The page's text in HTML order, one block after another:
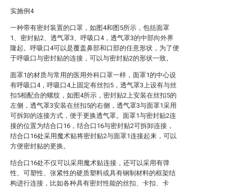
实施例4
一种带有密封装置的口罩，如图4和图5所示，包括面罩
1、密封贴2、透气罩3、呼吸口4，透气罩3的中部向外界
隆起。呼吸口4可以是覆盖鼻部和口部的任意形状，为了便
于呼吸口与密封贴的连接，可以与密封贴2的形状一致。
面罩1的材质与常用的医用外科口罩一样，面罩1的中心设
有呼吸口4，呼吸口4上固定有丝扣5，透气罩3上设有与丝
扣5相配合的螺纹，如图4所示，密封贴2上安装在丝扣5的
左侧，透气罩3安装在丝扣5的右侧，透气罩3与面罩1采用
可拆卸的连接方式，便于更换透气罩。面罩1与密封贴2连
接的位置为结合口16，结合口16与密封贴2可拆卸连接，
结合口16处采用魔术贴将密封贴2与面罩1连接起来，可以
方便密封贴的更换。
结合口16处不仅可以采用魔术贴连接，还可以采用有弹
性、可塑性、张紧性的硬质塑料或具有钢制材料的框架结
构进行连接，比如各种具有密封性能的丝扣、卡扣、卡